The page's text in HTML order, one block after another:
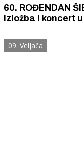
60. ROĐENDAN
Izložba i koncert
09. Veljača